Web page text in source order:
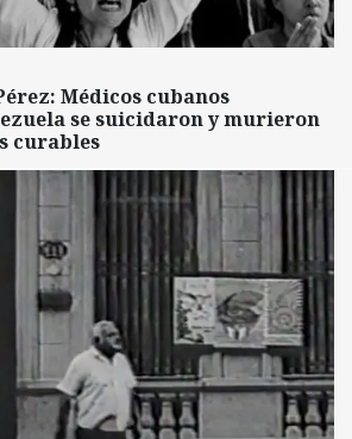
Médicos cubanos
se suicidaron y murieron
curables